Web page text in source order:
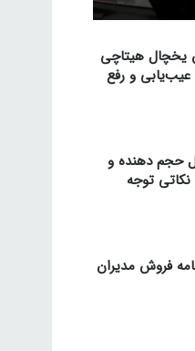
یخچال هیتاچی
و رفع
حجم دهنده و
نکاتی توجه
فروش مدیران